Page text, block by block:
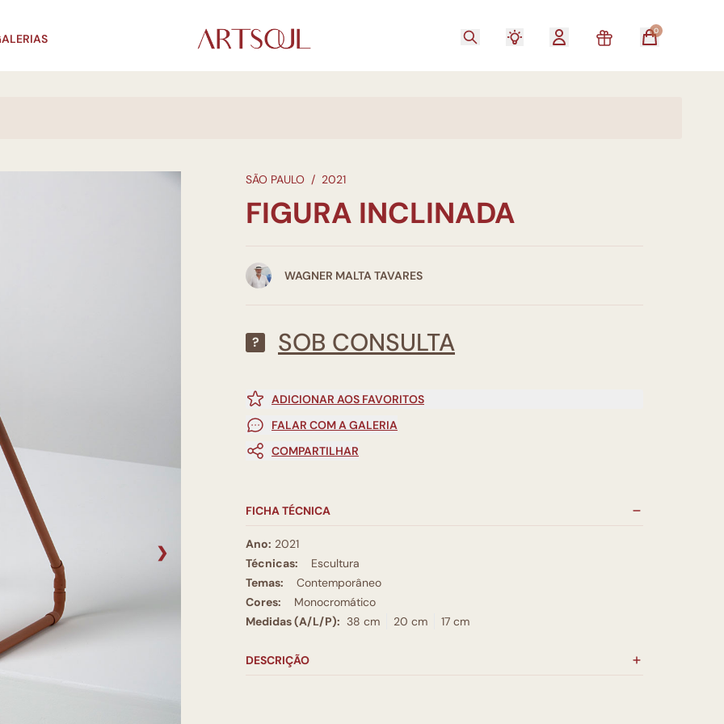
0
❯
SÃO PAULO / 2021
FIGURA INCLINADA
WAGNER MALTA TAVARES
? SOB CONSULTA
ADICIONAR AOS FAVORITOS
FALAR COM A GALERIA
COMPARTILHAR
FICHA TÉCNICA
Ano: 2021
Técnicas:
Escultura
Temas:
Contemporâneo
Cores:
Monocromático
Medidas (A/L/P): 38 cm 20 cm 17 cm
DESCRIÇÃO